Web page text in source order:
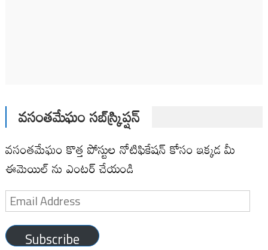
వసంతమేఘం సబ్‌స్క్రిప్షన్
వసంతమేఘం కొత్త పోస్టుల నోటిఫికేషన్ కోసం ఇక్కడ మీ
ఈమెయిల్ ను ఎంటర్ చేయండి
Email
Address
Subscribe